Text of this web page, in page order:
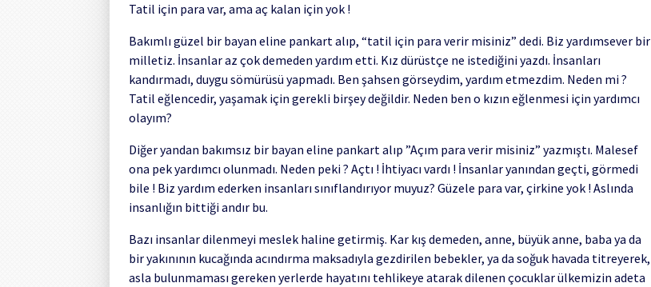
Tatil için para var, ama aç kalan için yok !
Bakımlı güzel bir bayan eline pankart alıp, “tatil için para verir misiniz” dedi. Biz yardımsever bir
milletiz. İnsanlar az çok demeden yardım etti. Kız dürüstçe ne istediğini yazdı. İnsanları
kandırmadı, duygu sömürüsü yapmadı. Ben şahsen görseydim, yardım etmezdim. Neden mi ?
Tatil eğlencedir, yaşamak için gerekli birşey değildir. Neden ben o kızın eğlenmesi için yardımcı
olayım?
Diğer yandan bakımsız bir bayan eline pankart alıp ”Açım para verir misiniz” yazmıştı. Malesef
ona pek yardımcı olunmadı. Neden peki ? Açtı ! İhtiyacı vardı ! İnsanlar yanından geçti, görmedi
bile ! Biz yardım ederken insanları sınıflandırıyor muyuz? Güzele para var, çirkine yok ! Aslında
insanlığın bittiği andır bu.
Bazı insanlar dilenmeyi meslek haline getirmiş. Kar kış demeden, anne, büyük anne, baba ya da
bir yakınının kucağında acındırma maksadıyla gezdirilen bebekler, ya da soğuk havada titreyerek,
asla bulunmaması gereken yerlerde hayatını tehlikeye atarak dilenen çocuklar ülkemizin adeta